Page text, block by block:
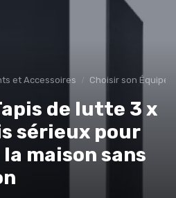
et Accessoires Choisir son
de lutte 3 x
sérieux pour
maison sans